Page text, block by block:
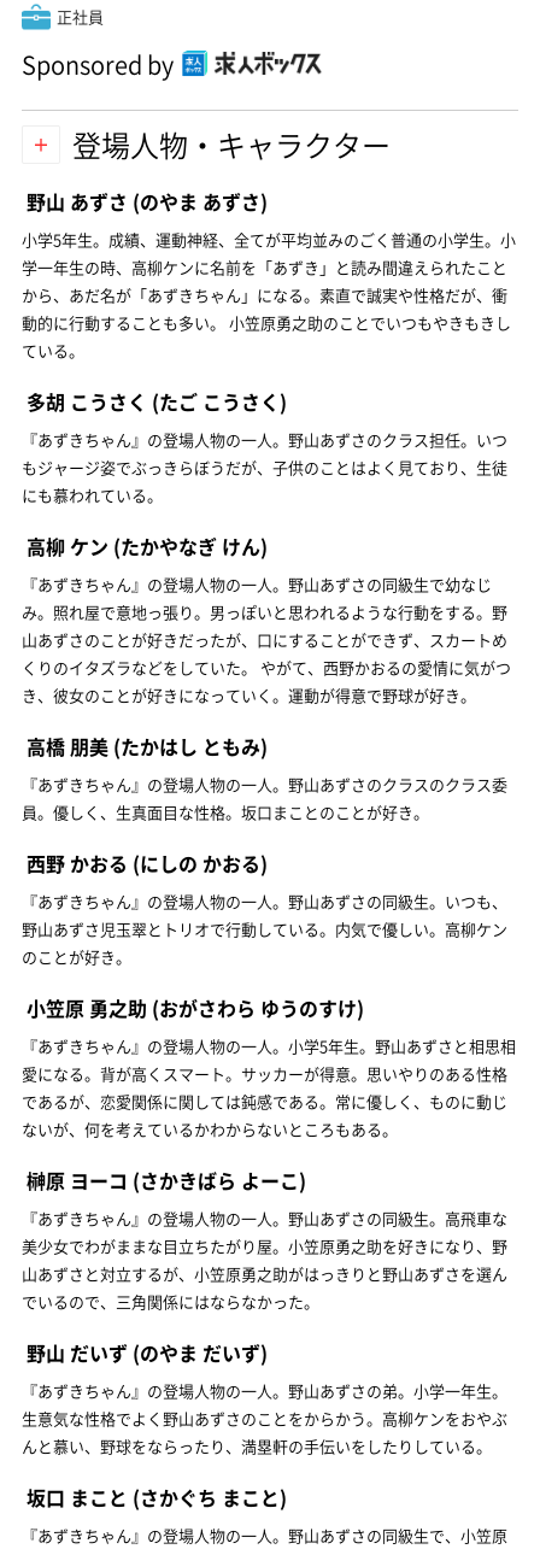
正社員
Sponsored by
登場人物・キャラクター
野山 あずさ (のやま あずさ)
小学5年生。成績、運動神経、全てが平均並みのごく普通の小学生。小
学一年生の時、高柳ケンに名前を「あずき」と読み間違えられたこと
から、あだ名が「あずきちゃん」になる。素直で誠実や性格だが、衝
動的に行動することも多い。 小笠原勇之助のことでいつもやきもきし
ている。
多胡 こうさく (たご こうさく)
『あずきちゃん』の登場人物の一人。野山あずさのクラス担任。いつ
もジャージ姿でぶっきらぼうだが、子供のことはよく見ており、生徒
にも慕われている。
高柳 ケン (たかやなぎ けん)
『あずきちゃん』の登場人物の一人。野山あずさの同級生で幼なじ
み。照れ屋で意地っ張り。男っぽいと思われるような行動をする。野
山あずさのことが好きだったが、口にすることができず、スカートめ
くりのイタズラなどをしていた。 やがて、西野かおるの愛情に気がつ
き、彼女のことが好きになっていく。運動が得意で野球が好き。
高橋 朋美 (たかはし ともみ)
『あずきちゃん』の登場人物の一人。野山あずさのクラスのクラス委
員。優しく、生真面目な性格。坂口まことのことが好き。
西野 かおる (にしの かおる)
『あずきちゃん』の登場人物の一人。野山あずさの同級生。いつも、
野山あずさ児玉翠とトリオで行動している。内気で優しい。高柳ケン
のことが好き。
小笠原 勇之助 (おがさわら ゆうのすけ)
『あずきちゃん』の登場人物の一人。小学5年生。野山あずさと相思相
愛になる。背が高くスマート。サッカーが得意。思いやりのある性格
であるが、恋愛関係に関しては鈍感である。常に優しく、ものに動じ
ないが、何を考えているかわからないところもある。
榊原 ヨーコ (さかきばら よーこ)
『あずきちゃん』の登場人物の一人。野山あずさの同級生。高飛車な
美少女でわがままな目立ちたがり屋。小笠原勇之助を好きになり、野
山あずさと対立するが、小笠原勇之助がはっきりと野山あずさを選ん
でいるので、三角関係にはならなかった。
野山 だいず (のやま だいず)
『あずきちゃん』の登場人物の一人。野山あずさの弟。小学一年生。
生意気な性格でよく野山あずさのことをからかう。高柳ケンをおやぶ
んと慕い、野球をならったり、満塁軒の手伝いをしたりしている。
坂口 まこと (さかぐち まこと)
『あずきちゃん』の登場人物の一人。野山あずさの同級生で、小笠原